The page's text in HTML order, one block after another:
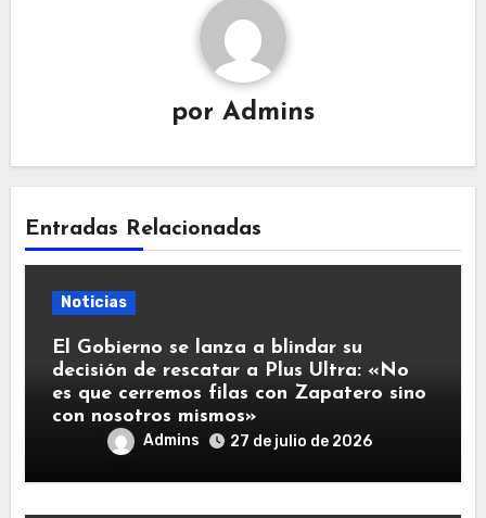
por Admins
Entradas Relacionadas
Noticias
El Gobierno se lanza a blindar su
decisión de rescatar a Plus Ultra: «No
es que cerremos filas con Zapatero sino
con nosotros mismos»
Admins 27 de julio de 2026